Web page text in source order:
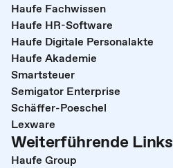
Haufe Fachwissen
Haufe HR-Software
Haufe Digitale Personalakte
Haufe Akademie
Smartsteuer
Semigator Enterprise
Schäffer-Poeschel
Lexware
Weiterführende Links
Haufe Group